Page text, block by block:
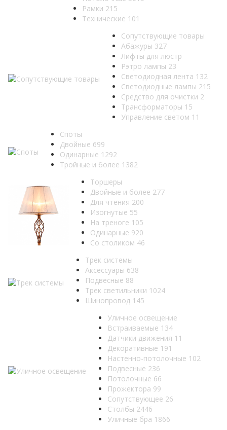
Рамки 215
Технические 101
Сопутствующие товары
Абажуры 327
Лифты для люстр
Рэтро лампы 23
Светодиодная лента 132
Светодиодные лампы 215
Средство для очистки 2
Трансформаторы 15
Управление светом 11
Споты
Двойные 699
Одинарные 1292
Тройные и более 1382
Торшеры
Двойные и более 277
Для чтения 200
Изогнутые 55
На треноге 105
Одинарные 920
Со столиком 46
Трек системы
Аксессуары 638
Подвесные 88
Трек светильники 1024
Шинопровод 145
Уличное освещение
Встраиваемые 134
Датчики движения 11
Декоративные 191
Настенно-потолочные 102
Подвесные 236
Потолочные 66
Прожектора 99
Сопутствующее 26
Столбы 2446
Уличные бра 1866